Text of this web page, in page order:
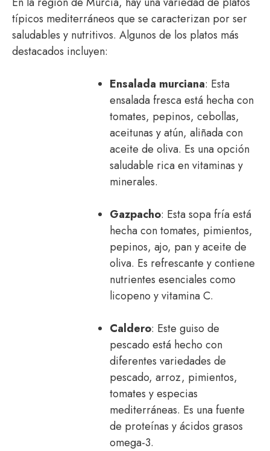
típicos mediterráneos que se caracterizan por ser
saludables y nutritivos. Algunos de los platos más
destacados incluyen:
Ensalada murciana: Esta
ensalada fresca está hecha con
tomates, pepinos, cebollas,
aceitunas y atún, aliñada con
aceite de oliva. Es una opción
saludable rica en vitaminas y
minerales.
Gazpacho: Esta sopa fría está
hecha con tomates, pimientos,
pepinos, ajo, pan y aceite de
oliva. Es refrescante y contiene
nutrientes esenciales como
licopeno y vitamina C.
Caldero: Este guiso de
pescado está hecho con
diferentes variedades de
pescado, arroz, pimientos,
tomates y especias
mediterráneas. Es una fuente
de proteínas y ácidos grasos
omega-3.